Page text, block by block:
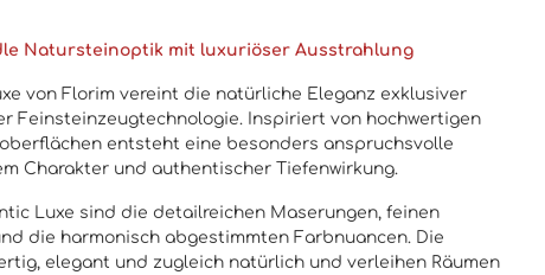
Natursteinoptik mit luxuriöser Ausstrahlung
von Florim vereint die natürliche Eleganz exklusiver
Feinsteinzeugtechnologie. Inspiriert von hochwertigen
entsteht eine besonders anspruchsvolle
Charakter und authentischer Tiefenwirkung.
Luxe sind die detailreichen Maserungen, feinen
die harmonisch abgestimmten Farbnuancen. Die
elegant und zugleich natürlich und verleihen Räumen